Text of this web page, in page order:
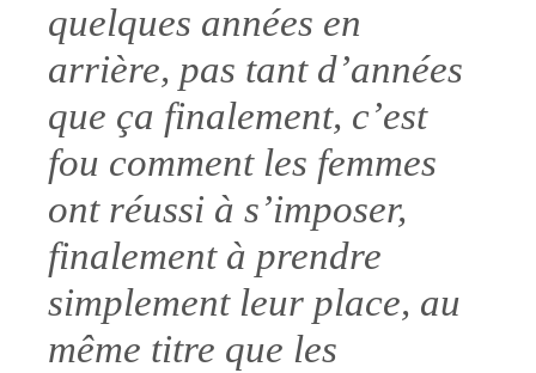
quelques années en
arrière, pas tant d’années
que ça finalement, c’est
fou comment les femmes
ont réussi à s’imposer,
finalement à prendre
simplement leur place, au
même titre que les